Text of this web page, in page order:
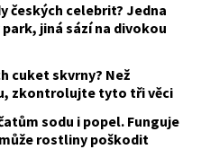
českých celebrit? Jedna
jiná sází na divokou
cuket skvrny? Než
zkontrolujte tyto tři věci
sodu i popel. Funguje
rostliny poškodit